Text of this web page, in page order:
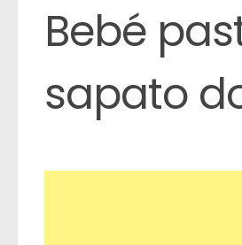
Bebé
sapato